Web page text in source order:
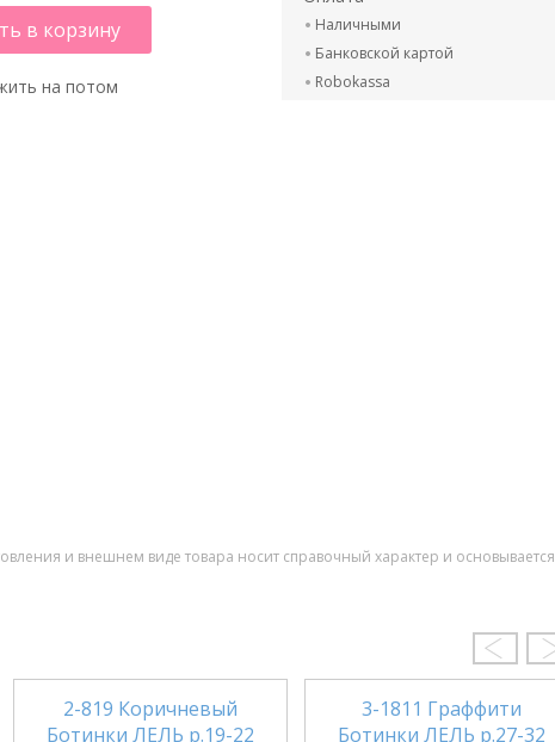
в корзину
на потом
Наличными
Банковской картой
Robokassa
и внешнем виде товара носит справочный характер и основывается
2-819 Коричневый
Ботинки ЛЕЛЬ р.19-22
3-1811 Граффити
Ботинки ЛЕЛЬ р.27-32